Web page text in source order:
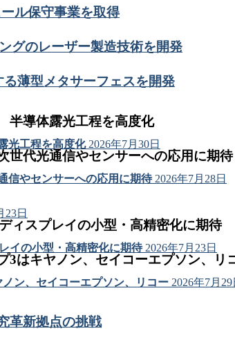
ル保守事業を取得
グのレーザー製造技術を開発
薄型メタサーフェスを開発
半導体露光工程を高度化
光工程を高度化 2026年7月30日
代光通信やセンサーへの応用に期待
信やセンサーへの応用に期待 2026年7月28日
23日
スプレイの小型・高精密化に期待
イの小型・高精密化に期待 2026年7月23日
はキヤノン、セイコーエプソン、リ
ン、セイコーエプソン、リコー 2026年7月29
革新拠点の挑戦